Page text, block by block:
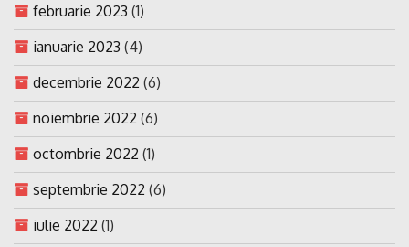
februarie 2023 (1)
ianuarie 2023 (4)
decembrie 2022 (6)
noiembrie 2022 (6)
octombrie 2022 (1)
septembrie 2022 (6)
iulie 2022 (1)